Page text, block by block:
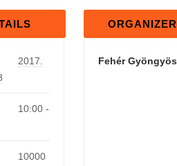
2017.
10:00 -
10000
ORGANIZER
Fehér Gyöngyös